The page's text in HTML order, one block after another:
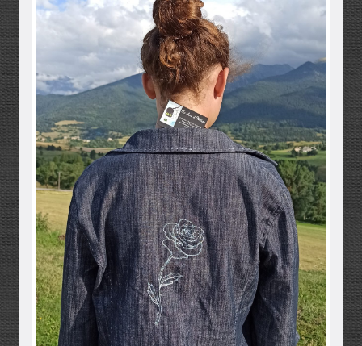
Mentions légales
Mon compte
Panier
Politique de confidentialité
Validation de la commande